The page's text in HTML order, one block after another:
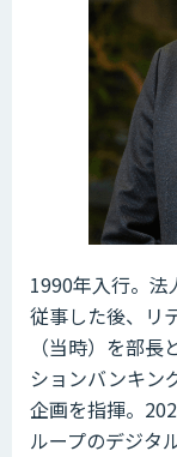
1990年入行。法
従事した後、リ
（当時）を部
ションバンキン
企画を指揮。
ループのデジタ